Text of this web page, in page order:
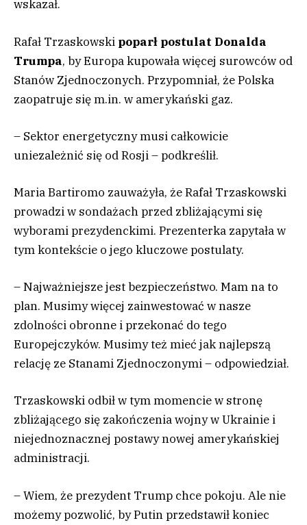
wskazał.
Rafał Trzaskowski poparł postulat Donalda
Trumpa, by Europa kupowała więcej surowców od
Stanów Zjednoczonych. Przypomniał, że Polska
zaopatruje się m.in. w amerykański gaz.
– Sektor energetyczny musi całkowicie
uniezależnić się od Rosji – podkreślił.
Maria Bartiromo zauważyła, że Rafał Trzaskowski
prowadzi w sondażach przed zbliżającymi się
wyborami prezydenckimi. Prezenterka zapytała w
tym kontekście o jego kluczowe postulaty.
– Najważniejsze jest bezpieczeństwo. Mam na to
plan. Musimy więcej zainwestować w nasze
zdolności obronne i przekonać do tego
Europejczyków. Musimy też mieć jak najlepszą
relację ze Stanami Zjednoczonymi – odpowiedział.
Trzaskowski odbił w tym momencie w stronę
zbliżającego się zakończenia wojny w Ukrainie i
niejednoznacznej postawy nowej amerykańskiej
administracji.
– Wiem, że prezydent Trump chce pokoju. Ale nie
możemy pozwolić, by Putin przedstawił koniec